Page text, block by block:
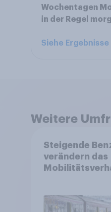
Wochentagen
in der Regel
Siehe Ergebnisse
Weitere
Steigende
verändern das
Auto auf